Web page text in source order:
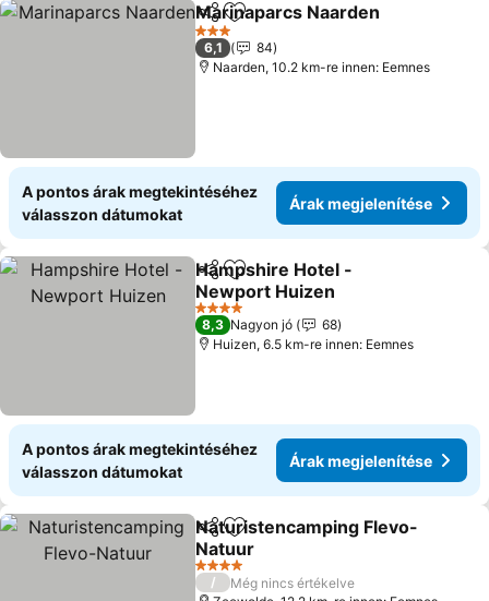
Megosztás
Hozzáadás a kedvencekhez
Marinaparcs Naarden
3 Kategória
6,1
84
Naarden, 10.2 km-re innen: Eemnes
A pontos árak megtekintéséhez
válasszon dátumokat
Árak megjelenítése
Megosztás
Hozzáadás a kedvencekhez
Hampshire Hotel -
Newport Huizen
4 Kategória
8,3 Nagyon jó
68
Huizen, 6.5 km-re innen: Eemnes
A pontos árak megtekintéséhez
válasszon dátumokat
Árak megjelenítése
Megosztás
Hozzáadás a kedvencekhez
Naturistencamping Flevo-
Natuur
4 Kategória
/
Még nincs értékelve